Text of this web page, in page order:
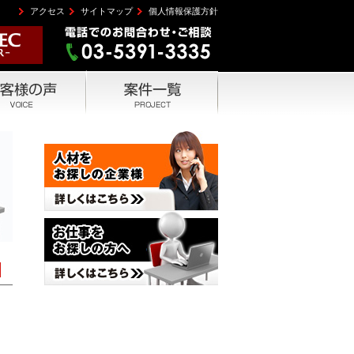
アクセス サイトマップ 個人情報保護方針